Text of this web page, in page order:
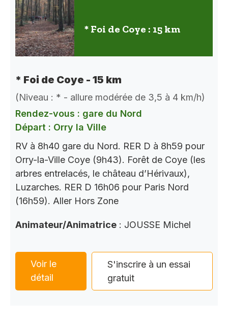
* Foi de Coye : 15 km
* Foi de Coye - 15 km
(Niveau : * - allure modérée de 3,5 à 4 km/h)
Rendez-vous : gare du Nord
Départ : Orry la Ville
RV à 8h40 gare du Nord. RER D à 8h59 pour
Orry-la-Ville Coye (9h43). Forêt de Coye (les
arbres entrelacés, le château d’Hérivaux),
Luzarches. RER D 16h06 pour Paris Nord
(16h59). Aller Hors Zone
Animateur/Animatrice : JOUSSE Michel
Voir le
détail
S'inscrire à un essai
gratuit